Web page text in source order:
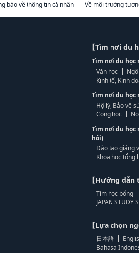
báo về thông tin cá nhân Về môi trường
【Tìm nơi du
Tìm nơi du học
Văn học
Kinh tế, Kinh
Tìm nơi du học
Hộ lý, Bảo vệ
Công học
Tìm nơi du học
hội)
Đào tạo giảng
Khoa học tổng
【Hướng dẫn
Tìm học bổng
JAPAN STUDY
【Lựa chọn
日本語
Bahasa